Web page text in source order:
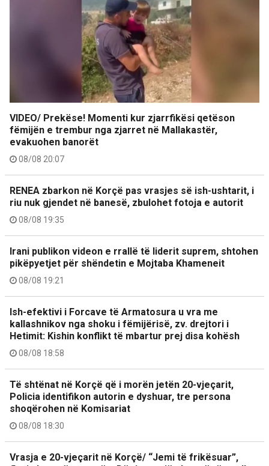
VIDEO/ Prekëse! Momenti kur zjarrfikësi qetëson
fëmijën e trembur nga zjarret në Mallakastër,
evakuohen banorët
08/08 20:07
RENEA zbarkon në Korçë pas vrasjes së ish-ushtarit, i
riu nuk gjendet në banesë, zbulohet fotoja e autorit
08/08 19:35
Irani publikon videon e rrallë të liderit suprem, shtohen
pikëpyetjet për shëndetin e Mojtaba Khameneit
08/08 19:21
Ish-efektivi i Forcave të Armatosura u vra me
kallashnikov nga shoku i fëmijërisë, zv. drejtori i
Hetimit: Kishin konflikt të mbartur prej disa kohësh
08/08 18:58
Të shtënat në Korçë që i morën jetën 20-vjeçarit,
Policia identifikon autorin e dyshuar, tre persona
shoqërohen në Komisariat
08/08 18:30
Vrasja e 20-vjeçarit në Korçë/ “Jemi të frikësuar”,